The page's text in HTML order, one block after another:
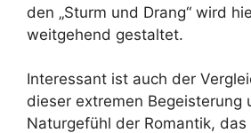
den „Sturm und Drang“ wird
weitgehend gestaltet.
Interessant ist auch der
dieser extremen Begeisterung
Naturgefühl der Romantik,